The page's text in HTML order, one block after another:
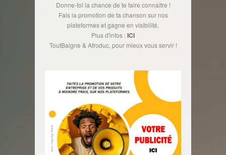
Donne-toi la chance de te faire connaître !
Fais la promotion de ta chanson sur nos
plateformes et gagne en visibilité.
Plus d'infos :ICI
ToutBaigne & Afroduc, pour mieux vous servir !